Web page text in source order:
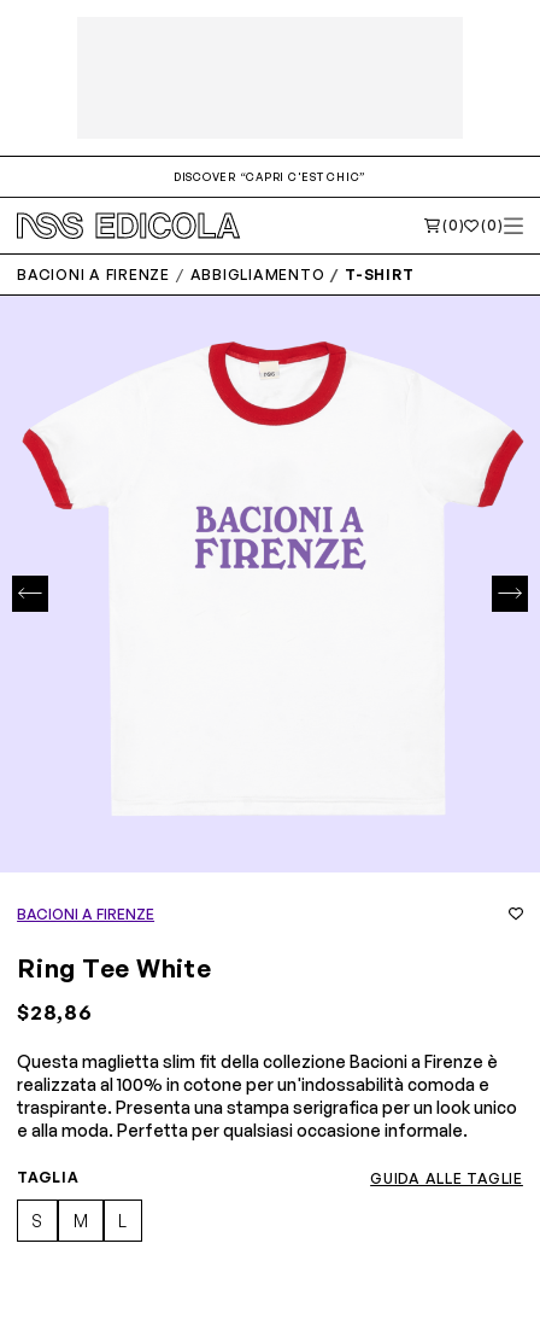
DISCOVER “CAPRI C'EST CHIC”
(0) (0)
BACIONI A FIRENZE ABBIGLIAMENTO T-SHIRT
BACIONI A FIRENZE
Ring Tee White
$28,86
Questa maglietta slim fit della collezione Bacioni a Firenze è
realizzata al 100% in cotone per un'indossabilità comoda e
traspirante. Presenta una stampa serigrafica per un look unico
e alla moda. Perfetta per qualsiasi occasione informale.
TAGLIA GUIDA ALLE TAGLIE
S M L